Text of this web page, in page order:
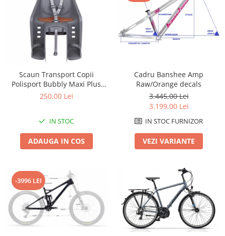
Furci fixe
Piese furci
Furci cu suspensie
Ghidaje și întinzătoare lanț
Ghidoane și atașabile
Jante
Manete Schimbător, Frâna, Combo
Manete frână
Manete combo
Manete schimbător
Manșoane și ghidolină
Ghidolină
Accesorii
Scaun Transport Copii
Polisport Bubbly Maxi Plus
CFS PRINDERE pe PORTBAGAJ
250,00 Lei
IN STOC
ADAUGA IN COS
Cadru Banshee Amp
Raw/Orange decals
3.445,00 Lei
3.199,00 Lei
IN STOC FURNIZOR
VEZI VARIANTE
-3996 LEI